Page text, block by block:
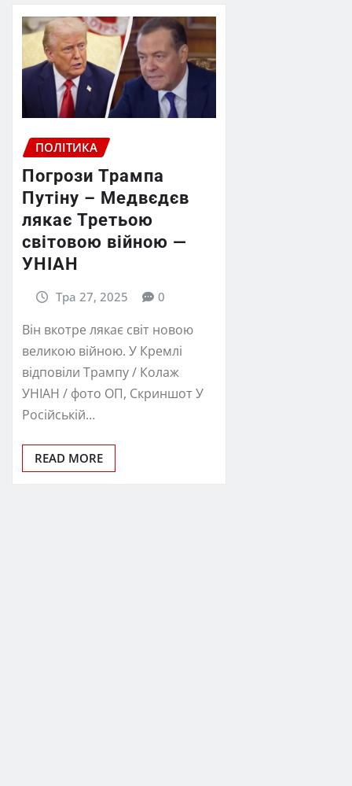
ПОЛІТИКА
Погрози Трампа
Путіну – Медвєдєв
лякає Третьою
світовою війною —
УНІАН
Тра 27, 2025 0
Він вкотре лякає світ новою
великою війною. У Кремлі
відповіли Трампу / Колаж
УНІАН / фото ОП, Скриншот У
Російській…
READ MORE